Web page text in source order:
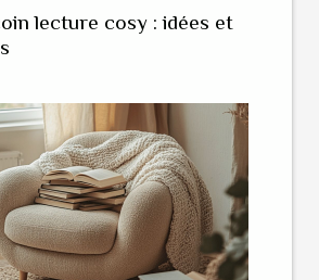
lecture cosy : idées et